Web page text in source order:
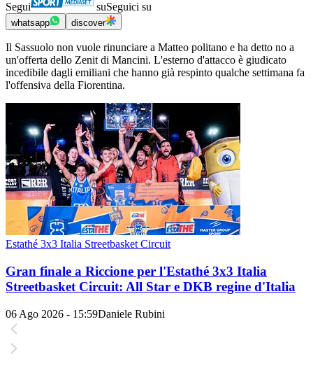
Segui suSeguici su
whatsapp discover
Il Sassuolo non vuole rinunciare a Matteo politano e ha detto no a
un'offerta dello Zenit di Mancini. L'esterno d'attacco è giudicato
incedibile dagli emiliani che hanno già respinto qualche settimana fa
l'offensiva della Fiorentina.
Estathé 3x3 Italia Streetbasket Circuit
Gran finale a Riccione per l'Estathé 3x3 Italia
Streetbasket Circuit: All Star e DKB regine d'Italia
06 Ago 2026 - 15:59Daniele Rubini